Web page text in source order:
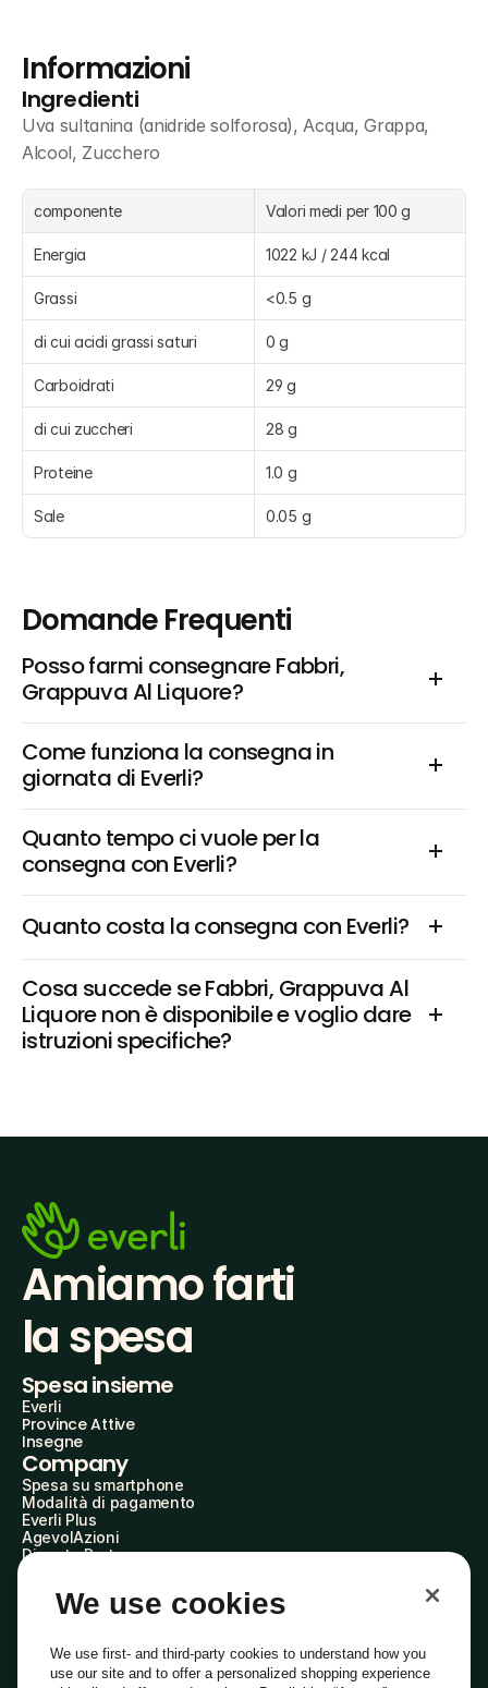
Informazioni
Ingredienti
Uva sultanina (anidride solforosa), Acqua, Grappa,
Alcool, Zucchero
componente Valori medi per 100 g
Energia 1022 kJ / 244 kcal
Grassi <0.5 g
di cui acidi grassi saturi 0 g
Carboidrati 29 g
di cui zuccheri 28 g
Proteine 1.0 g
Sale 0.05 g
Domande Frequenti
Posso farmi consegnare Fabbri,
Grappuva Al Liquore?
Come funziona la consegna in
giornata di Everli?
Quanto tempo ci vuole per la
consegna con Everli?
Quanto costa la consegna con Everli?
Cosa succede se Fabbri, Grappuva Al
Liquore non è disponibile e voglio dare
istruzioni specifiche?
Amiamo farti
la spesa
Spesa insieme
Everli
Province Attive
Insegne
Company
Spesa su smartphone
Modalità di pagamento
Everli Plus
AgevolAzioni
Diventa Partner
Everli Shoppers
About Us
Everli News
Domande frequenti
We use cookies
We use first- and third-party cookies to understand how you
use our site and to offer a personalized shopping experience